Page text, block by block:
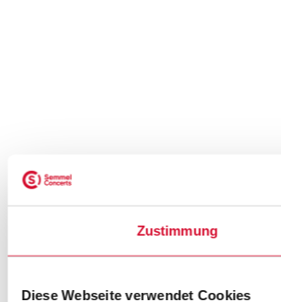
Zustimmung
Diese Webseite verwendet Cookies